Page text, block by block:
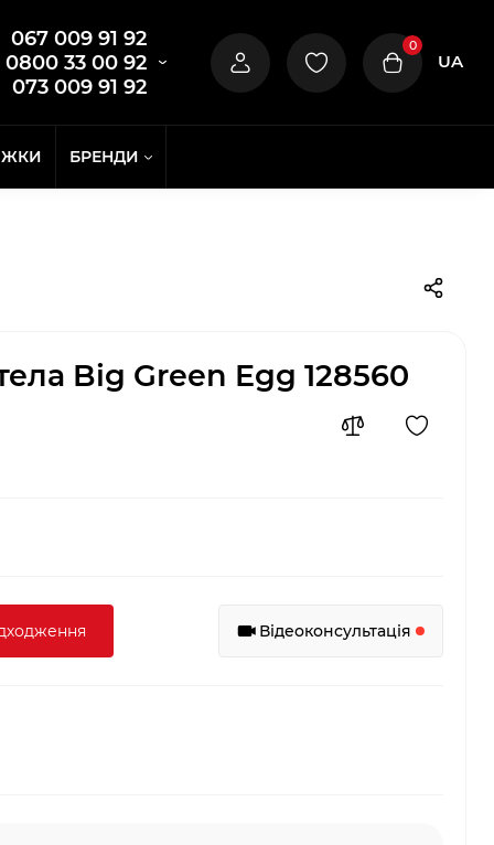
067 009 91 92
0800 33 00 92
073 009 91 92
0
UA
БРЕНДИ
Big Green Egg 128560
Відеоконсультація